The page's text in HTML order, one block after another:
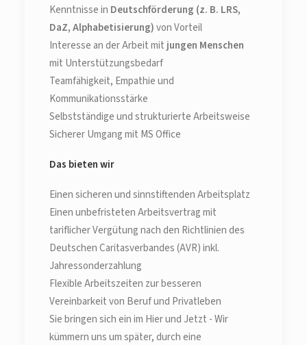
Kenntnisse in Deutschförderung (z. B. LRS,
DaZ, Alphabetisierung)von Vorteil
Interesse an der Arbeit mit jungen Menschen
mit Unterstützungsbedarf
Teamfähigkeit, Empathie und
Kommunikationsstärke
Selbstständige und strukturierte Arbeitsweise
Sicherer Umgang mit MS Office
Das bieten wir
Einen sicheren und sinnstiftenden Arbeitsplatz
Einen unbefristeten Arbeitsvertrag mit
tariflicher Vergütung nach den Richtlinien des
Deutschen Caritasverbandes (AVR) inkl.
Jahressonderzahlung
Flexible Arbeitszeiten zur besseren
Vereinbarkeit von Beruf und Privatleben
Sie bringen sich ein im Hier und Jetzt - Wir
kümmern uns um später, durch eine